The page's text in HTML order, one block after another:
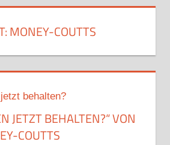
MONEY-COUTTS
JETZT BEHALTEN?“ VON
COUTTS